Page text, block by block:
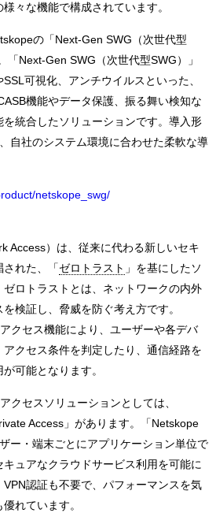
々な機能で構成されています。
の「Next-Gen SWG（次世代型
「Next-Gen SWG（次世代型SWG）」
可視化、アンチウイルスといった、
機能やデータ保護、振る舞い検知な
統合したソリューションです。導入形
自社のシステム環境に合わせた柔軟な導
netskope_swg/
Access）は、従来に代わる新しいセキ
された、「ゼロトラスト 」を基にしたソ
ゼロトラストとは、ネットワークの内外
検証し、脅威を防ぐ考え方です。
クセス機能により、ユーザーや各デバ
クセス条件を判定したり、通信経路を
可能となります。
クセスソリューションとしては、
Access」があります。「Netskope
ー・端末ごとにアプリケーション単位で
ュアなクラウドサービス利用を可能に
認証も不要で、パフォーマンスを気
れています。